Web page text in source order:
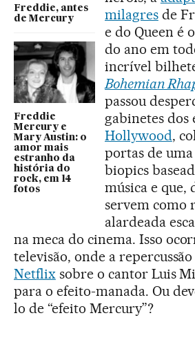
Freddie, antes
de Mercury
Freddie
Mercury e
Mary Austin: o
amor mais
estranho da
história do
rock, em 14
fotos
milagresde
e do Queen é
do ano em
incrível
Bohemian
passou
gabinetes dos
Hollywood,
portas de
biopics
música e que,
servem como
alardeada
na meca do cinema. Isso
televisão, onde a
Netflixsobre o cantor Luis
para o efeito-manada. Ou
lo de “efeito Mercury”?